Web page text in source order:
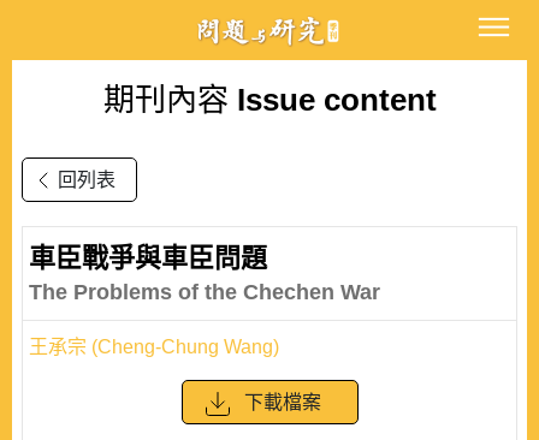
期刊內容 Issue content
回列表
車臣戰爭與車臣問題
The Problems of the Chechen War
王承宗 (Cheng-Chung Wang)
下載檔案